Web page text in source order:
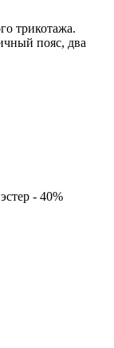
трикотажа.
пояс, два
- 40%